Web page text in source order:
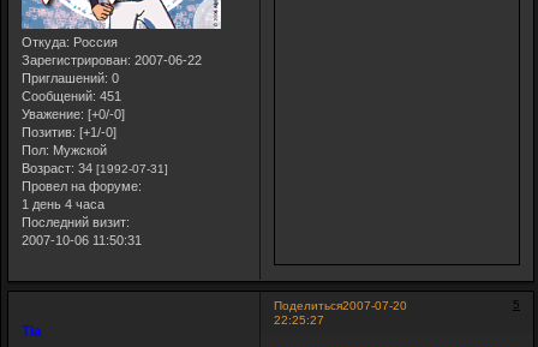
Откуда: Россия
Зарегистрирован: 2007-06-22
Приглашений: 0
Сообщений: 451
Уважение: [+0/-0]
Позитив: [+1/-0]
Пол: Мужской
Возраст: 34 [1992-07-31]
Провел на форуме:
1 день 4 часа
Последний визит:
2007-10-06 11:50:31
Поделиться 5
2007-07-20
22:25:27
Tia